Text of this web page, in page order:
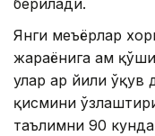
берилади.
Янги меъёрлар
жараёнига ҳам
улар ҳар йили
қисмини
таълимни 90